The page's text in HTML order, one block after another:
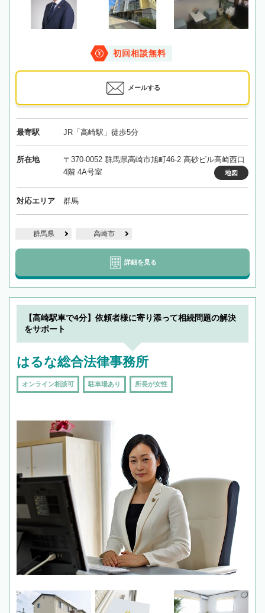
初回相談無料
メールする
最寄駅 JR「高崎駅」徒歩5分
所在地
〒370-0052 群馬県高崎市旭町46-2 高砂ビル高崎西口
4階 4A号室
地図
対応エリア 群馬
群馬県 高崎市
詳細を見る
【高崎駅車で4分】依頼者様に寄り添って相続問題の解決
をサポート
はるな総合法律事務所
オンライン相談可 駐車場あり 所長が女性